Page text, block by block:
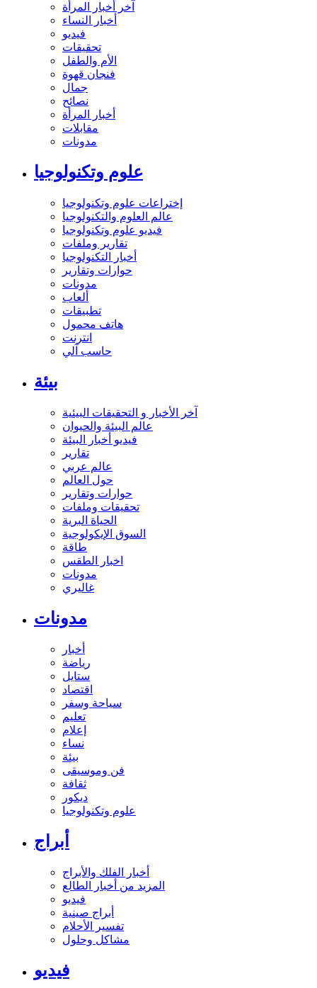
آخر أخبار المرأة
أخبار النساء
فيديو
تحقيقات
الأم والطفل
فنجان قهوة
جمال
نصائح
أخبار المرأة
مقابلات
مدونات
علوم وتكنولوجيا
إختراعات علوم وتكنولوجيا
عالم العلوم والتكنولوجيا
فيديو علوم وتكنولوجيا
تقارير وملفات
أخبار التكنولوجيا
حوارات وتقارير
مدونات
ألعاب
تطبيقات
هاتف محمول
انترنت
حاسب آلي
بيئة
آخر الأخبار و التحقيقات البيئية
عالم البيئة والحيوان
فيديو أخبار البيئة
تقارير
عالم عربي
حول العالم
حوارات وتقارير
تحقيقات وملفات
الحياة البرية
السوق الإيكولوجية
طاقة
اخبار الطقس
مدونات
غاليري
مدونات
أخبار
رياضة
ستايل
اقتصاد
سياحة وسفر
تعليم
إعلام
نساء
بيئة
فن وموسيقى
ثقافة
ديكور
علوم وتكنولوجيا
أبراج
أخبار الفلك والأبراج
المزيد من أخبار الطالع
فيديو
أبراج صينية
تفسير الأحلام
مشاكل وحلول
فيديو